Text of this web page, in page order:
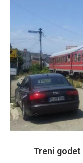
Treni godet